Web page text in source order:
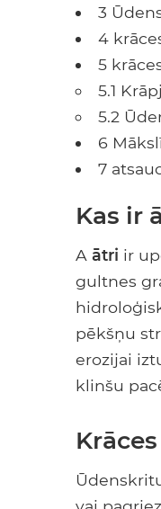
3
4
5
5.1
5.2
6
7
Kas ir
A ātri ir
gultnes
pēkšņu
erozijai
klinšu